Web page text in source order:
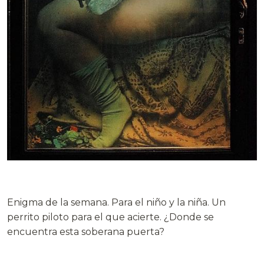
Enigma de la semana. Para el niño y la niña. Un
perrito piloto para el que acierte. ¿Donde se
encuentra esta soberana puerta?